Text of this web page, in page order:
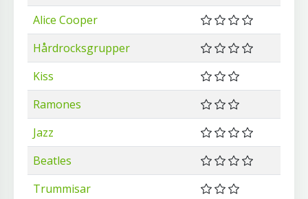
Alice Cooper
Hårdrocksgrupper
Kiss
Ramones
Jazz
Beatles
Trummisar